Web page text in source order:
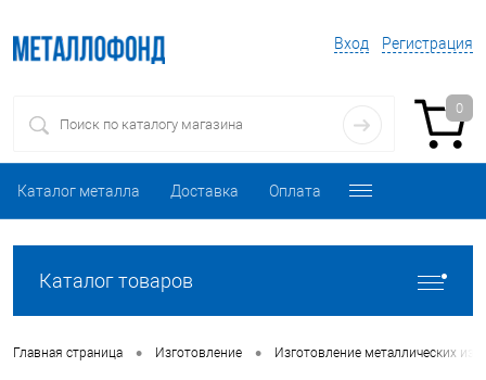
Вход Регистрация
0
Каталог металла Доставка Оплата
Каталог товаров
Главная страница • Изготовление • Изготовление металлических